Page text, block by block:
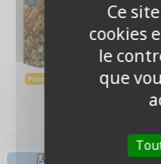
Promo -10% 21,50 € 19,30 €
Indisponible
JEU DE PLATEAU BEST-SELLER
Ce
cookies
le
que